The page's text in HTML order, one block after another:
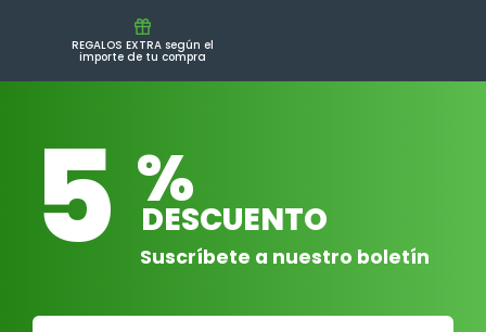
REGALOS EXTRA según el
importe de tu compra
5 %
DESCUENTO
Suscríbete a nuestro boletín